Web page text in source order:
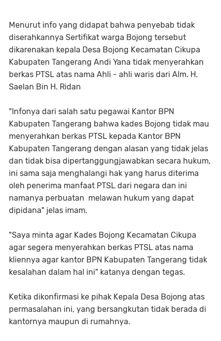
Menurut info yang didapat bahwa penyebab tidak
diserahkannya Sertifikat warga Bojong tersebut
dikarenakan kepala Desa Bojong Kecamatan Cikupa
Kabupaten Tangerang Andi Yana tidak menyerahkan
berkas PTSL atas nama Ahli - ahli waris dari Alm. H.
Saelan Bin H. Ridan
"Infonya dari salah satu pegawai Kantor BPN
Kabupaten Tangerang bahwa kades Bojong tidak mau
menyerahkan berkas PTSL kepada Kantor BPN
Kabupaten Tangerang dengan alasan yang tidak jelas
dan tidak bisa dipertanggungjawabkan secara hukum,
ini sama saja menghalangi hak yang harus diterima
oleh penerima manfaat PTSL dari negara dan ini
namanya perbuatan melawan hukum yang dapat
dipidana" jelas imam.
"Saya minta agar Kades Bojong Kecamatan Cikupa
agar segera menyerahkan berkas PTSL atas nama
kliennya agar kantor BPN Kabupaten Tangerang tidak
kesalahan dalam hal ini" katanya dengan tegas.
Ketika dikonfirmasi ke pihak Kepala Desa Bojong atas
permasalahan ini, yang bersangkutan tidak berada di
kantornya maupun di rumahnya.